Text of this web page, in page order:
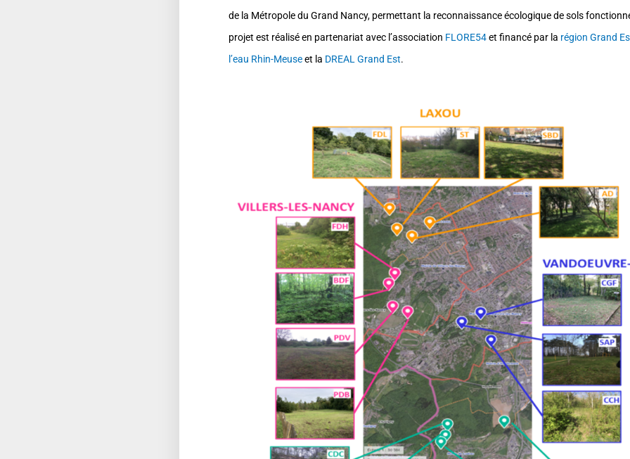
de la Métropole du Grand Nancy, permettant la reconnaissance écologique de sols
projet est réalisé en partenariat avec l’association FLORE54et financé par la région Grand
l’eau Rhin-Meuseet la DREAL Grand Est.